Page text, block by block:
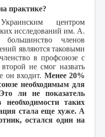
практике?
центром
исследований им. А.
большинство членов
являются таковыми
в профсоюзе с
не смог назвать
он входит. Менее 20%
необходимым для
ли не показатель
необходимости таких
стала еще хуже. А
остался один на